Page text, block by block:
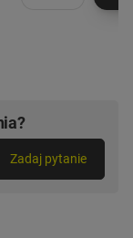
Zadaj pytanie